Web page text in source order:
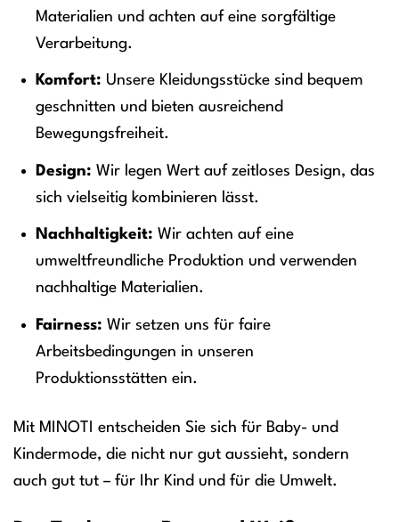
Materialien und achten auf eine sorgfältige
Verarbeitung.
Komfort: Unsere Kleidungsstücke sind bequem
geschnitten und bieten ausreichend
Bewegungsfreiheit.
Design: Wir legen Wert auf zeitloses Design, das
sich vielseitig kombinieren lässt.
Nachhaltigkeit: Wir achten auf eine
umweltfreundliche Produktion und verwenden
nachhaltige Materialien.
Fairness: Wir setzen uns für faire
Arbeitsbedingungen in unseren
Produktionsstätten ein.
Mit MINOTI entscheiden Sie sich für Baby- und
Kindermode, die nicht nur gut aussieht, sondern
auch gut tut – für Ihr Kind und für die Umwelt.